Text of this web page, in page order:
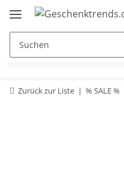
Zurück zur Liste % SALE %